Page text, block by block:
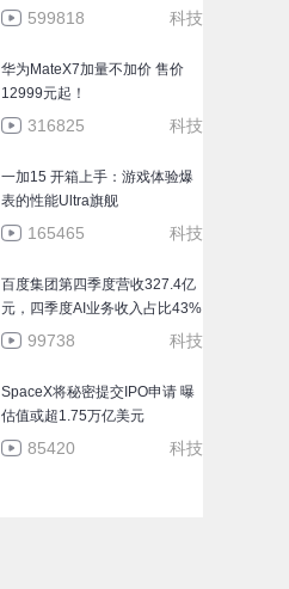
平板
327.4亿元，四季度AI业务
99738
荣耀Magic8 RSR保时捷设
旗舰62734
华为MateX7加量不加价 售
316825
599818 科技
华为MateX7加量不加价 售价
12999元起！
316825 科技
一加15 开箱上手：游戏体验爆
表的性能Ultra旗舰
165465 科技
百度集团第四季度营收327.4亿
元，四季度AI业务收入占比43%
99738 科技
SpaceX将秘密提交IPO申请 曝
估值或超1.75万亿美元
85420 科技